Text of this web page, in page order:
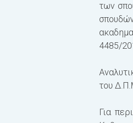
των
4485/
του
Για